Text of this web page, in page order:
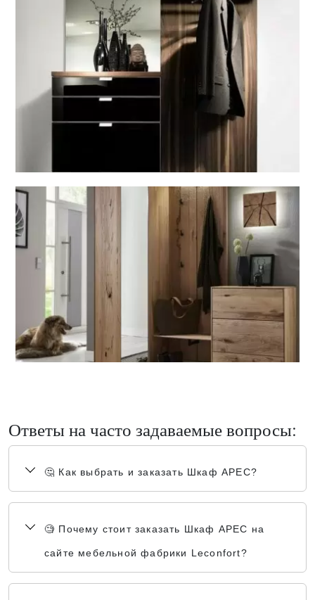
Ответы на часто задаваемые вопросы:
🤔 Как выбрать и заказать Шкаф АРЕС?
🧐 Почему стоит заказать Шкаф АРЕС на
сайте мебельной фабрики Leconfort?